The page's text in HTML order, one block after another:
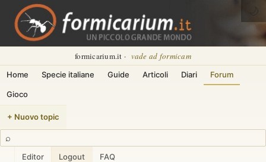
formicarium.it · vade ad formicam
Home Specie italiane Guide Articoli Diari Forum
Gioco
+ Nuovo topic
⌕
Editor Logout FAQ
🌙